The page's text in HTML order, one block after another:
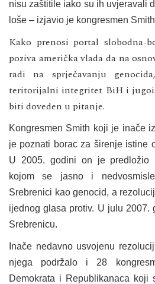
nisu zaštitile iako su ih uvjeravali
loše – izjavio je kongresmen
Kako prenosi portal slobodna-
poziva američka vlada da na
radi na sprječavanju
teritorijalni integritet BiH i
biti doveden u pitanje.
Kongresmen Smith koji je inače
je poznati borac za širenje istine
U 2005. godini on je predložio
kojom se jasno i
Srebrenici kao genocid, a
ijednog glasa protiv. U julu 2007.
Srebrenicu.
Inače nedavno usvojenu
njega podržalo i 28
Demokrata i Republikanaca koji